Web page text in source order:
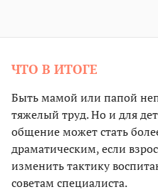
ЧТО В ИТОГЕ
Быть мамой или папой
тяжелый труд. Но и для
общение может стать
драматическим, если
изменить тактику
советам специалиста.